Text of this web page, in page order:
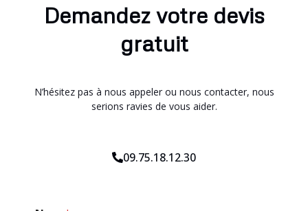
Demandez votre devis
gratuit
N’hésitez pas à nous appeler ou nous contacter, nous
serions ravies de vous aider.
09.75.18.12.30